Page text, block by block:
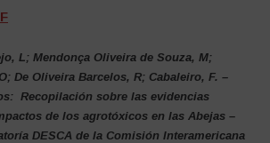
L; Mendonça Oliveira de Souza, M;
De Oliveira Barcelos, R; Cabaleiro, F. –
Recopilación sobre las evidencias
de los agrotóxicos en las Abejas –
DESCA de la Comisión Interamericana